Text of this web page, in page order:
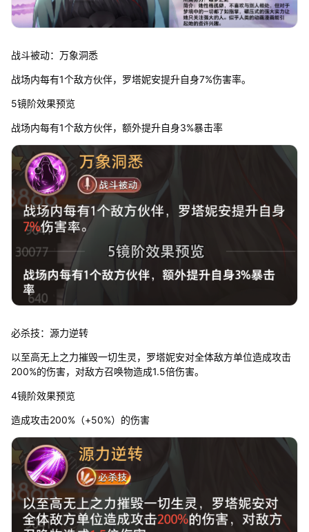
战斗被动：万象洞悉
战场内每有1个敌方伙伴，罗塔妮安提升自身7%伤害率。
5镜阶效果预览
战场内每有1个敌方伙伴，额外提升自身3%暴击率
必杀技：源力逆转
以至高无上之力摧毁一切生灵，罗塔妮安对全体敌方单位造成攻击
200%的伤害，对敌方召唤物造成1.5倍伤害。
4镜阶效果预览
造成攻击200%（+50%）的伤害